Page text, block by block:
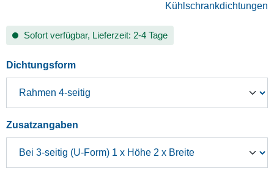
Sofort verfügbar, Lieferzeit: 2-4 Tage
Dichtungsformauswählen
Zusatzangaben